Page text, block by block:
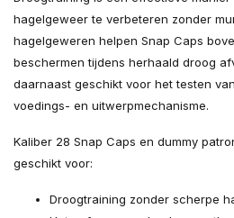
hagelgeweer te verbeteren zonder
hagelgeweren helpen Snap Caps
beschermen tijdens herhaald droog
daarnaast geschikt voor het testen
voedings- en uitwerpmechanisme.
Kaliber 28 Snap Caps en dummy
geschikt voor:
Droogtraining zonder scherpe